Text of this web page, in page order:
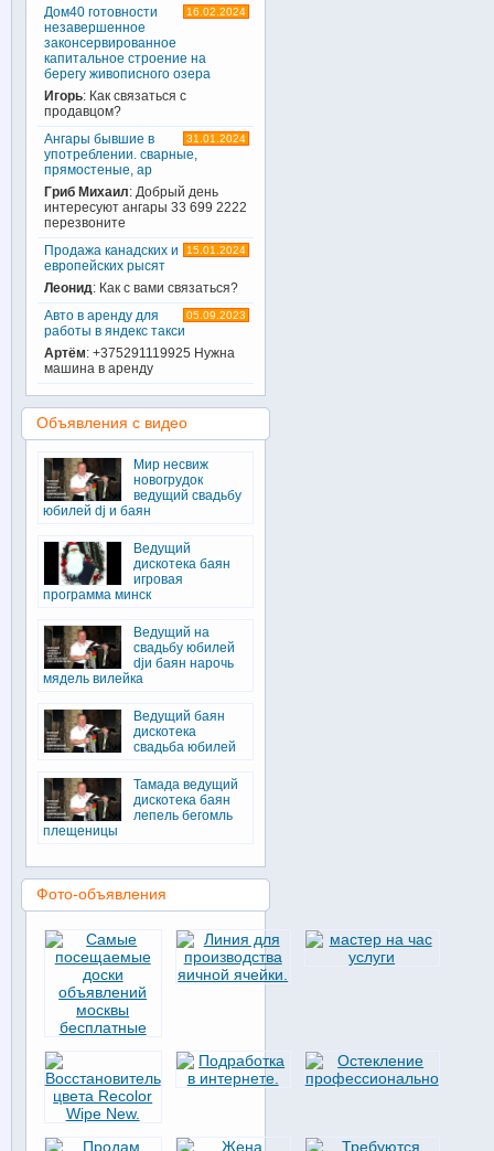
16.02.2024
Дом40 готовности
незавершенное
законсервированное
капитальное строение на
берегу живописного озера
Игорь: Как связаться с
продавцом?
31.01.2024
Ангары бывшие в
употреблении. сварные,
прямостеные, ар
Гриб Михаил: Добрый день
интересуют ангары 33 699 2222
перезвоните
15.01.2024
Продажа канадских и
европейских рысят
Леонид: Как с вами связаться?
05.09.2023
Авто в аренду для
работы в яндекс такси
Артём: +375291119925 Нужна
машина в аренду
Объявления с видео
Мир несвиж
новогрудок
ведущий свадьбу
юбилей dj и баян
Ведущий
дискотека баян
игровая
программа минск
Ведущий на
свадьбу юбилей
djи баян нарочь
мядель вилейка
Ведущий баян
дискотека
свадьба юбилей
Тамада ведущий
дискотека баян
лепель бегомль
плещеницы
Фото-объявления